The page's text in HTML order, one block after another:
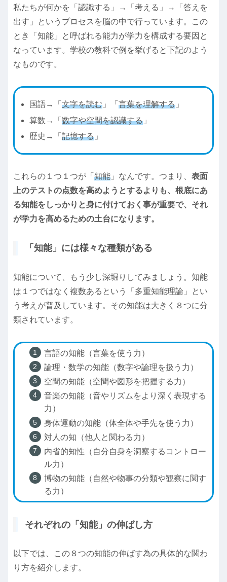
私たちが何かを「認識する」→「考える」→「答えを
出す」というプロセスを脳の中で行っています。この
とき「知能」と呼ばれる能力が学力を構成する要因と
なっています。学校の教科で例を挙げると下記のよう
なものです。
国語→「文字を読む 」「言葉を理解する 」
算数→「数字や空間を認識する 」
歴史→「記憶する 」
これらの１つ１つが「 知能 」なんです。つまり、 表面
上のテストの点数を高めようとするよりも、根底にあ
る知能をしっかりと身に付けておく事が重要で、それ
が学力を高めるための土台になります。
「知能」には様々な種類がある
知能について、もう少し深堀りしてみましょう。知能
は１つではなく複数あるという「多重知能理論」とい
う考えが普及しています。その知能は大きく８つに分
類されています。
言語の知能（言葉を使う力）
論理・数学の知能（数字や論理を扱う力）
空間の知能（空間や図形を把握する力）
音楽の知能（音やリズムをより深く表現する
力）
身体運動の知能（体全体や手先を使う力）
対人の知（他人と関わる力）
内省的知性（自分自身を洞察するコントロー
ル力）
博物の知能（自然や物事の分類や観察に関す
る力）
それぞれの「知能」の伸ばし方
以下では、この８つの知能の伸ばす為の具体的な関わ
り方を紹介します。